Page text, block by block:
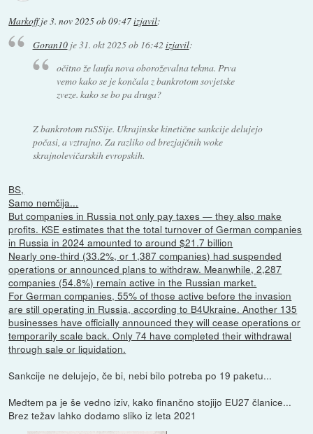
Markoffje3. nov 2025 ob 09:47izjavil:
Goran10je31. okt 2025 ob 16:42 izjavil:
očitno že laufa nova oboroževalna tekma. Prva
vemo kako se je končala z bankrotom sovjetske
zveze. kako se bo pa druga?
Z bankrotom ruSSije. Ukrajinske kinetične sankcije delujejo
počasi, a vztrajno. Za razliko od brezjajčnih woke
skrajnolevičarskih evropskih.
BS,
Samo nemčija...
But companies in Russia not only pay taxes — they also make
profits. KSE estimates that the total turnover of German companies
in Russia in 2024 amounted to around $21.7 billion
Nearly one-third (33.2%, or 1,387 companies) had suspended
operations or announced plans to withdraw. Meanwhile, 2,287
companies (54.8%) remain active in the Russian market.
For German companies, 55% of those active before the invasion
are still operating in Russia, according to B4Ukraine. Another 135
businesses have officially announced they will cease operations or
temporarily scale back. Only 74 have completed their withdrawal
through sale or liquidation.
Sankcije ne delujejo, če bi, nebi bilo potreba po 19 paketu...
Medtem pa je še vedno iziv, kako finančno stojijo EU27 članice...
Brez težav lahko dodamo sliko iz leta 2021